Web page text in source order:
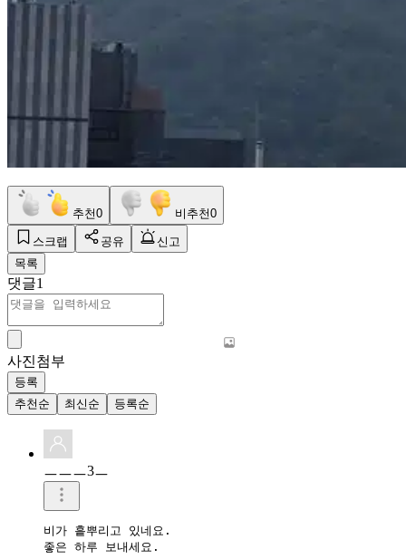
추천0 비추천0
스크랩 공유
신고
목록
댓글1
사진첨부
등록
추천순
최신순 등록순
ㅡㅡㅡ3ㅡ
비가 흩뿌리고 있네요.
좋은 하루 보내세요.